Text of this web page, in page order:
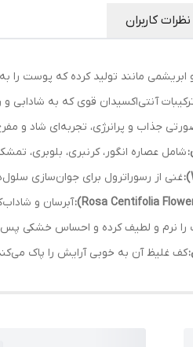
نظرات کاربران
مانند تولید کرده که پوست را
آنتی‌اکسیدان قوی که به
جذاب و پرانرژی، تجربه‌ای شاد و
شامل عصاره انگور، کرنبری، بلوبری،
غنی از رسوراترول برای جوان‌سازی
آبرسان و
نرم و لطیف کرده و احساس خشکی پس
کف غلیظ آن به خوبی آرایش را پاک